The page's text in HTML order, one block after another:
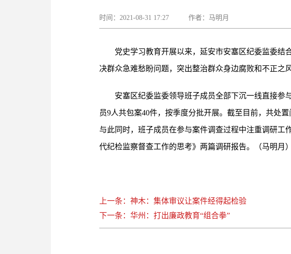
时间：2021-08-31 17:27 作者：马明月
党史学习教育开展以来，延安市安塞区纪委监委结
决群众急难愁盼问题，突出整治群众身边腐败和不正之风
安塞区纪委监委领导班子成员全部下沉一线直接参
员9人共包案40件，按季度分批开展。截至目前，共处
与此同时，班子成员在参与案件调查过程中注重调研
代纪检监察督查工作的思考》两篇调研报告。（马明月）
上一条：神木：集体审议让案件经得起检验
下一条：华州：打出廉政教育“组合拳”